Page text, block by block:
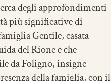
degli approfondimenti
più significative di
Gentile, casata
del Rione e che
da Foligno, insigne
della famiglia, con il